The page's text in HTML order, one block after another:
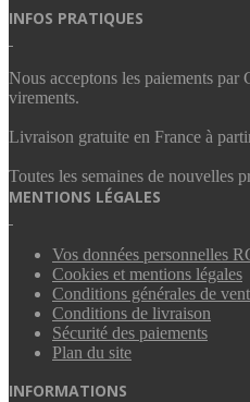
INFOS PRATIQUES
Nous acceptons les paiements par
virements.
Livraison gratuite en France à
Toutes les semaines de nouvelles
MENTIONS LÉGALES
Vos données personnelles
Cookies et mentions légales
Conditions générales de
Conditions de livraison
Sécurité des paiements
Plan du site
INFORMATIONS